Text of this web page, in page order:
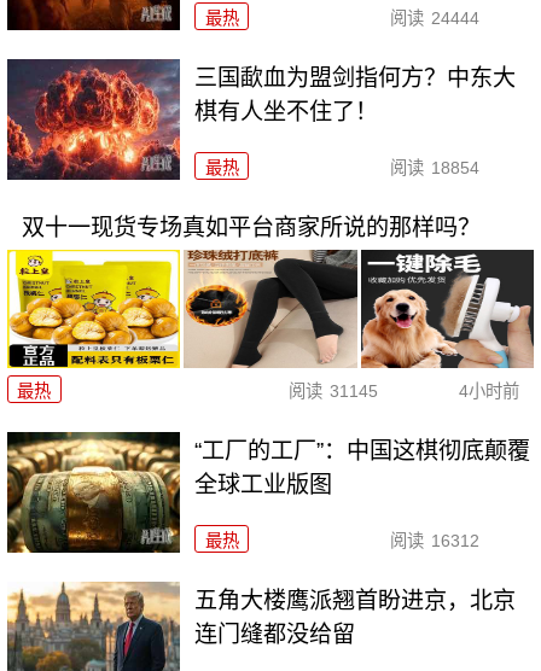
最热 阅读 24444
三国歃血为盟剑指何方？中东大
棋有人坐不住了！
最热 阅读 18854
双十一现货专场真如平台商家所说的那样吗？
最热 阅读 31145 4小时前
“工厂的工厂”：中国这棋彻底颠覆
全球工业版图
最热 阅读 16312
五角大楼鹰派翘首盼进京，北京
连门缝都没给留